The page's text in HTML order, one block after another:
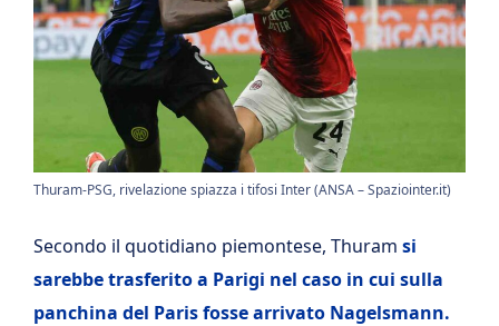
Thuram-PSG, rivelazione spiazza i tifosi Inter (ANSA – Spaziointer.it)
Secondo il quotidiano piemontese, Thuram si
sarebbe trasferito a Parigi nel caso in cui sulla
panchina del Paris fosse arrivato Nagelsmann.